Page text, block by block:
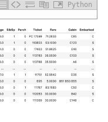
Python